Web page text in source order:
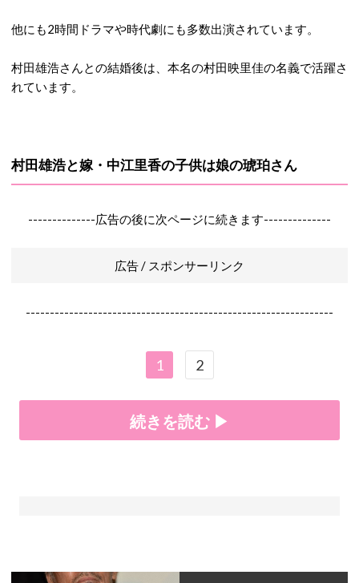
他にも2時間ドラマや時代劇にも多数出演されています。
村田雄浩さんとの結婚後は、本名の村田映里佳の名義で活躍さ
れています。
村田雄浩と嫁・中江里香の子供は娘の琥珀さん
--------------広告の後に次ページに続きます--------------
広告 / スポンサーリンク
----------------------------------------------------------------
1 2
続きを読む ▶